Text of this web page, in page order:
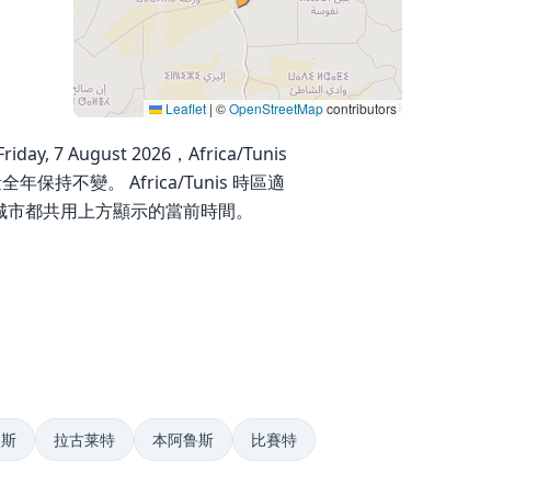
Leaflet | ©OpenStreetMapcontributors
7 August 2026，Africa/Tunis
年保持不變。 Africa/Tunis 時區適
市都共用上方顯示的當前時間。
拉古莱特 本阿鲁斯 比賽特